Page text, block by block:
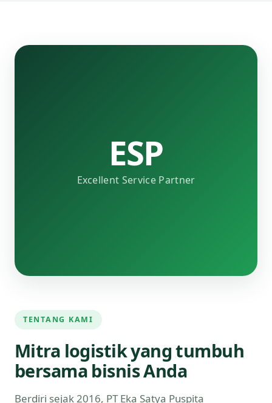
ESP
Excellent Service Partner
TENTANG KAMI
Mitra logistik yang tumbuh
bersama bisnis Anda
Berdiri sejak 2016, PT Eka Satya Puspita